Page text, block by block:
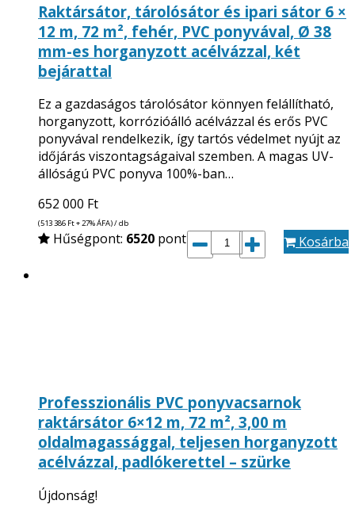
Raktársátor, tárolósátor és ipari sátor 6 ×
12 m, 72 m², fehér, PVC ponyvával, Ø 38
mm-es horganyzott acélvázzal, két
bejárattal
Ez a gazdaságos tárolósátor könnyen felállítható,
horganyzott, korrózióálló acélvázzal és erős PVC
ponyvával rendelkezik, így tartós védelmet nyújt az
időjárás viszontagságaival szemben. A magas UV-
állóságú PVC ponyva 100%-ban…
652 000 Ft
(513 386 Ft+ 27% ÁFA) / db
Hűségpont: 6520 pont Kosárba
Professzionális PVC ponyvacsarnok
raktársátor 6×12 m, 72 m², 3,00 m
oldalmagassággal, teljesen horganyzott
acélvázzal, padlókerettel – szürke
Újdonság!